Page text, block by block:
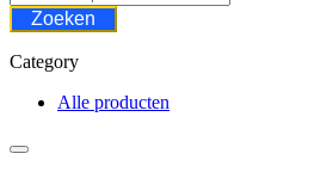
Zoeken
Category
Alle producten